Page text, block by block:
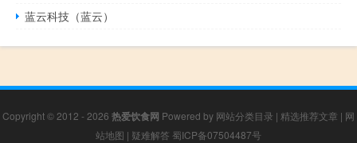
蓝云科技（蓝云）
Copyright © 2012 - 2026 热爱饮食网 Powered by 网站分类目录 | 精选推荐文章 | 网
站地图 | 疑难解答 蜀ICP备07504487号